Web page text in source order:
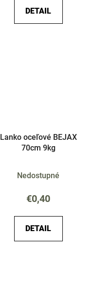
DETAIL
Lanko oceľové BEJAX
70cm 9kg
Nedostupné
€0,40
DETAIL